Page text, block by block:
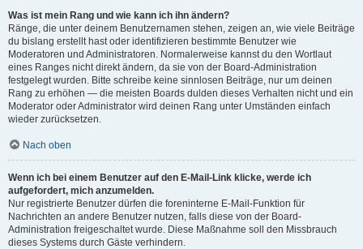
Was ist mein Rang und wie kann ich ihn ändern?
Ränge, die unter deinem Benutzernamen stehen, zeigen an, wie viele Beiträge
du bislang erstellt hast oder identifizieren bestimmte Benutzer wie
Moderatoren und Administratoren. Normalerweise kannst du den Wortlaut
eines Ranges nicht direkt ändern, da sie von der Board-Administration
festgelegt wurden. Bitte schreibe keine sinnlosen Beiträge, nur um deinen
Rang zu erhöhen — die meisten Boards dulden dieses Verhalten nicht und ein
Moderator oder Administrator wird deinen Rang unter Umständen einfach
wieder zurücksetzen.
Nach oben
Wenn ich bei einem Benutzer auf den E-Mail-Link klicke, werde ich
aufgefordert, mich anzumelden.
Nur registrierte Benutzer dürfen die foreninterne E-Mail-Funktion für
Nachrichten an andere Benutzer nutzen, falls diese von der Board-
Administration freigeschaltet wurde. Diese Maßnahme soll den Missbrauch
dieses Systems durch Gäste verhindern.